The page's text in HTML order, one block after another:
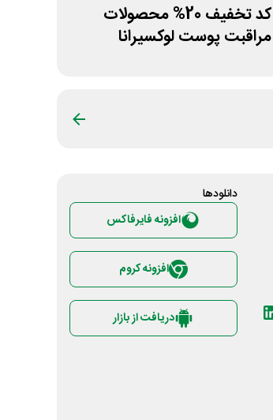
کد تخفیف 20% محصولات
مراقبت پوست لوکسیرانا
دانلود‌ها
افزونه فایرفاکس
افزونه کروم
دریافت از بازار